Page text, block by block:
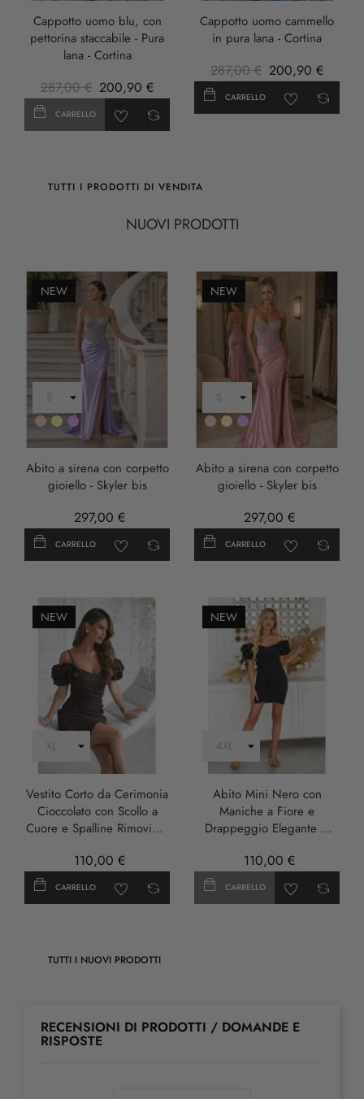
Cappotto uomo blu, con
pettorina staccabile - Pura
lana - Cortina
287,00 € 200,90 €
CARRELLO
Cappotto uomo cammello
in pura lana - Cortina
287,00 € 200,90 €
CARRELLO
TUTTI I PRODOTTI DI VENDITA
NUOVI PRODOTTI
NEW
RosaOroLILLA
Abito a sirena con corpetto
gioiello - Skyler bis
297,00 €
CARRELLO
NEW
RosaOroLILLA
Abito a sirena con corpetto
gioiello - Skyler bis
297,00 €
CARRELLO
NEW
Vestito Corto da Cerimonia
Cioccolato con Scollo a
Cuore e Spalline Rimovibili
110,00 €
CARRELLO
NEW
Abito Mini Nero con
Maniche a Fiore e
Drappeggio Elegante –
110,00 €
CARRELLO
TUTTI I NUOVI PRODOTTI
RECENSIONI DI PRODOTTI / DOMANDE E
RISPOSTE